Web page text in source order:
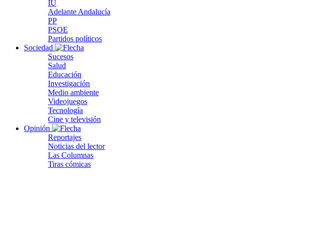
IU
Adelante Andalucía
PP
PSOE
Partidos políticos
Sociedad
Sucesos
Salud
Educación
Investigación
Medio ambiente
Videojuegos
Tecnología
Cine y televisión
Opinión
Reportajes
Noticias del lector
Las Columnas
Tiras cómicas